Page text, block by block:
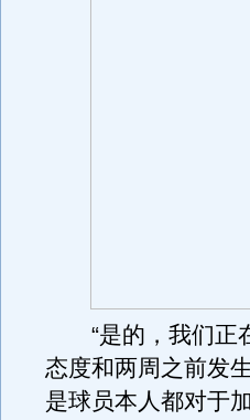
“是的，我们正在
态度和两周之前发
是球员本人都对于